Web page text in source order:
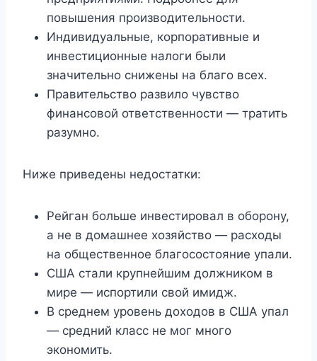
повышения производительности.
Индивидуальные, корпоративные и
инвестиционные налоги были
значительно снижены на благо всех.
Правительство развило чувство
финансовой ответственности — тратить
разумно.
Ниже приведены недостатки:
Рейган больше инвестировал в оборону,
а не в домашнее хозяйство — расходы
на общественное благосостояние упали.
США стали крупнейшим должником в
мире — испортили свой имидж.
В среднем уровень доходов в США упал
— средний класс не мог много
экономить.